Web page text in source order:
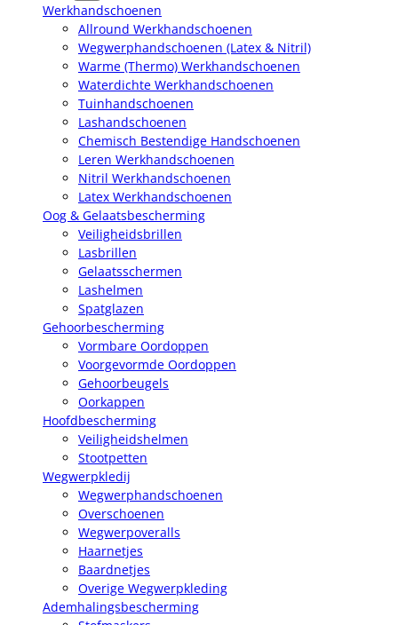
Werkhandschoenen
Allround Werkhandschoenen
Wegwerphandschoenen (Latex & Nitril)
Warme (Thermo) Werkhandschoenen
Waterdichte Werkhandschoenen
Tuinhandschoenen
Lashandschoenen
Chemisch Bestendige Handschoenen
Leren Werkhandschoenen
Nitril Werkhandschoenen
Latex Werkhandschoenen
Oog & Gelaatsbescherming
Veiligheidsbrillen
Lasbrillen
Gelaatsschermen
Lashelmen
Spatglazen
Gehoorbescherming
Vormbare Oordoppen
Voorgevormde Oordoppen
Gehoorbeugels
Oorkappen
Hoofdbescherming
Veiligheidshelmen
Stootpetten
Wegwerpkledij
Wegwerphandschoenen
Overschoenen
Wegwerpoveralls
Haarnetjes
Baardnetjes
Overige Wegwerpkleding
Ademhalingsbescherming